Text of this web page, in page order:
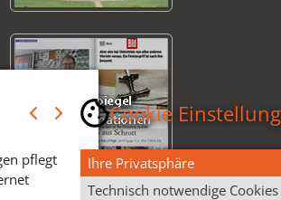
pflegt
Cookie
Ihre Privatsphäre
Technisch notwendige Cookies